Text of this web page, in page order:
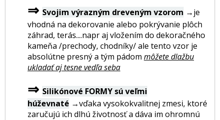
⇒ Svojim výrazným dreveným vzorom →je
vhodná na dekorovanie alebo pokrývanie plôch
záhrad, terás....napr aj vložením do dekoračného
kameňa /prechody, chodníky/ ale tento vzor je
absolútne presný a tým pádom môžete dlažbu
ukladať aj tesne vedľa seba
⇒ Silikónové FORMY sú veľmi
húževnaté →vďaka vysokokvalitnej zmesi, ktoré
zaručujú ich dlhú životnosť a dáva im ohromnú